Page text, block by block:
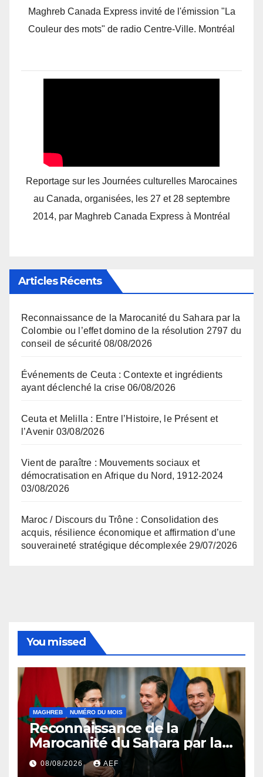
Maghreb Canada Express invité de l'émission "La
Couleur des mots" de radio Centre-Ville. Montréal
Reportage sur les Journées culturelles Marocaines
au Canada, organisées, les 27 et 28 septembre
2014, par Maghreb Canada Express à Montréal
Articles Récents
Reconnaissance de la Marocanité du Sahara par la
Colombie ou l’effet domino de la résolution 2797 du
conseil de sécurité 08/08/2026
Événements de Ceuta : Contexte et ingrédients
ayant déclenché la crise 06/08/2026
Ceuta et Melilla : Entre l’Histoire, le Présent et
l’Avenir 03/08/2026
Vient de paraître : Mouvements sociaux et
démocratisation en Afrique du Nord, 1912-2024
03/08/2026
Maroc / Discours du Trône : Consolidation des
acquis, résilience économique et affirmation d’une
souveraineté stratégique décomplexée 29/07/2026
You missed
MAGHREB NUMÉRO DU MOIS
Reconnaissance de la
Marocanité du Sahara par la
Colombie ou l’effet domino
de la résolution 2797 du
08/08/2026 AEF